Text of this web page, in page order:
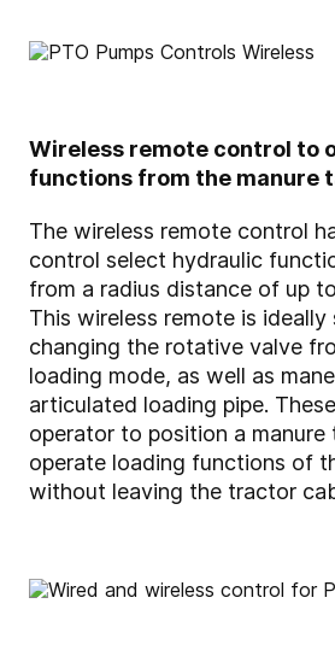
Wireless remote control to
functions from the manure
The wireless remote control
control select hydraulic
from a radius distance of up
This wireless remote is
changing the rotative valve
loading mode, as well as
articulated loading pipe.
operator to position a manure
operate loading functions of
without leaving the tractor